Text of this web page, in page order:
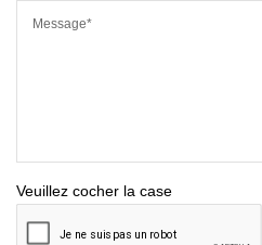
Message*
Veuillez cocher la case